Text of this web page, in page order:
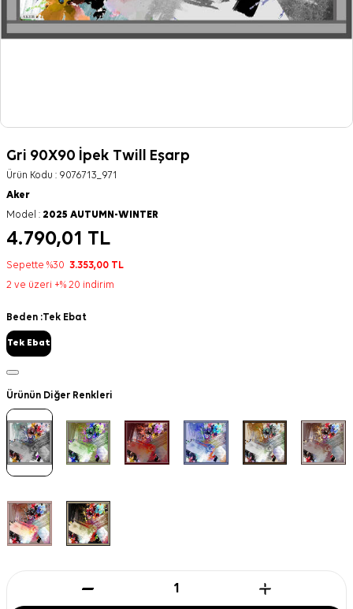
Gri 90X90 İpek Twill Eşarp
Ürün Kodu : 9076713_971
Aker
Model : 2025 AUTUMN-WINTER
4.790,01 TL
Sepette %30 3.353,00 TL
2 ve üzeri +% 20 indirim
Beden :Tek Ebat
Tek Ebat
Ürünün Diğer Renkleri